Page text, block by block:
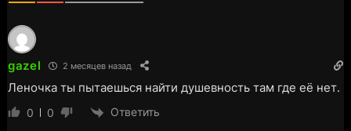
gazel 2 месяцев назад
Леночка ты пытаешься найти душевность там где её нет.
0 0 Ответить